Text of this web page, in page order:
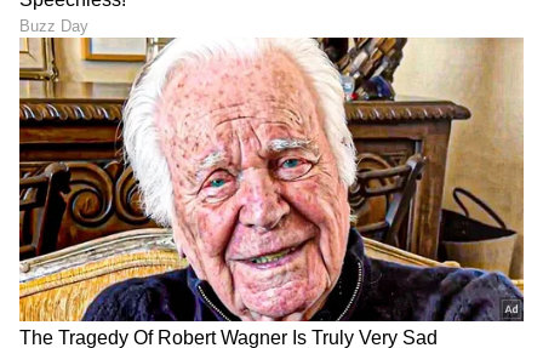
ಸಂಪೂರ್ಣ ಮಾಹಿತಿ ಒಂದೇ ಕ್ಲಿಕ್‌ನಲ್ಲಿ ಲಭ್ಯ. ಏಷ್ಯಾನೆಟ್
ಸುವರ್ಣ ನ್ಯೂಸ್ ಅಧಿಕೃತ ಆ್ಯಪ್ ಡೌನ್‌ಲೋಡ್ ಮಾಡಿ
ಹಾಗು ಎಲ್ಲಾ ಅಪ್‌ಡೇಟ್ ಗಳನ್ನು ಪಡೆಯಿರಿ.